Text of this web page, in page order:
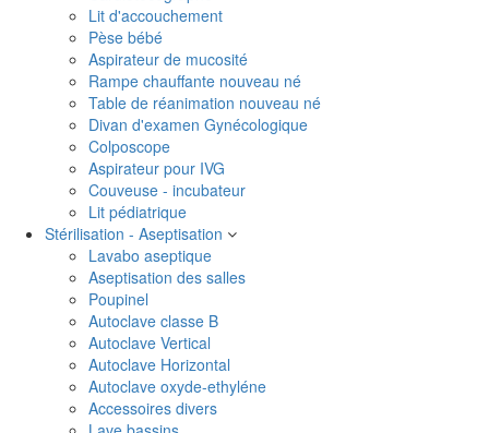
Lit d'accouchement
Pèse bébé
Aspirateur de mucosité
Rampe chauffante nouveau né
Table de réanimation nouveau né
Divan d'examen Gynécologique
Colposcope
Aspirateur pour IVG
Couveuse - incubateur
Lit pédiatrique
Stérilisation - Aseptisation
Lavabo aseptique
Aseptisation des salles
Poupinel
Autoclave classe B
Autoclave Vertical
Autoclave Horizontal
Autoclave oxyde-ethyléne
Accessoires divers